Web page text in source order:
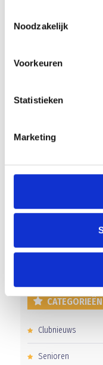
Noodzakelijk
Voorkeuren
Statistieken
MarketingOverwinning op
Gelijkspel in
Groot onderhoud
CATEGORIEËN
Clubnieuws
Senioren